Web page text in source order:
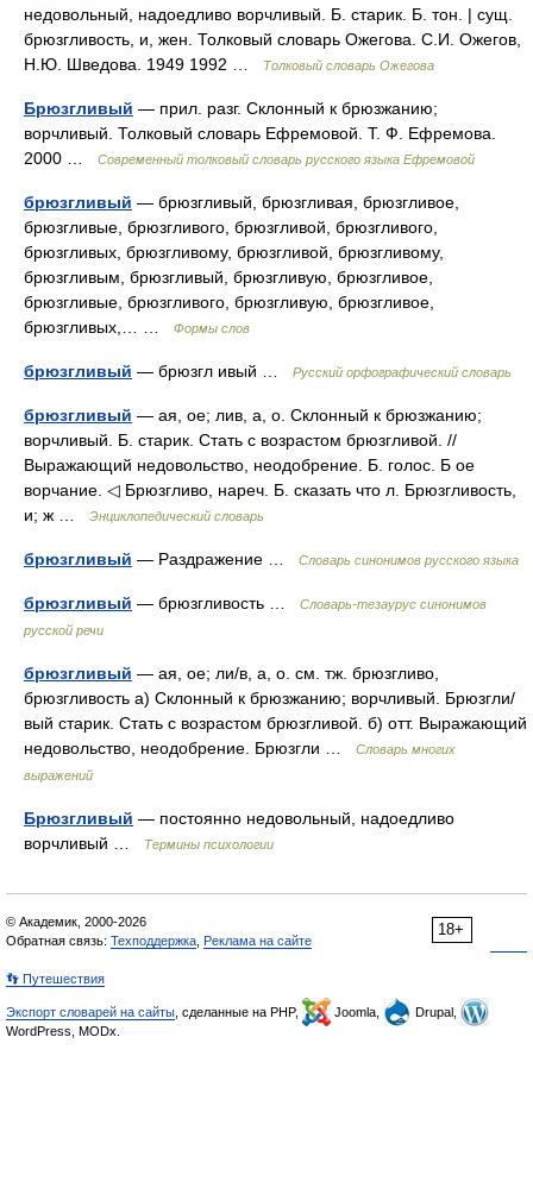
недовольный, надоедливо ворчливый. Б. старик. Б. тон. | сущ.
брюзгливость, и, жен. Толковый словарь Ожегова. С.И. Ожегов,
Н.Ю. Шведова. 1949 1992 …
Толковый словарь Ожегова
Брюзгливый — прил. разг. Склонный к брюзжанию;
ворчливый. Толковый словарь Ефремовой. Т. Ф. Ефремова.
2000 …
Современный толковый словарь русского языка Ефремовой
брюзгливый — брюзгливый, брюзгливая, брюзгливое,
брюзгливые, брюзгливого, брюзгливой, брюзгливого,
брюзгливых, брюзгливому, брюзгливой, брюзгливому,
брюзгливым, брюзгливый, брюзгливую, брюзгливое,
брюзгливые, брюзгливого, брюзгливую, брюзгливое,
брюзгливых,… …
Формы слов
брюзгливый — брюзгл ивый … Русский орфографический словарь
брюзгливый — ая, ое; лив, а, о. Склонный к брюзжанию;
ворчливый. Б. старик. Стать с возрастом брюзгливой. //
Выражающий недовольство, неодобрение. Б. голос. Б ое
ворчание. ◁ Брюзгливо, нареч. Б. сказать что л. Брюзгливость,
и; ж …
Энциклопедический словарь
брюзгливый — Раздражение … Словарь синонимов русского языка
брюзгливый — брюзгливость …
Словарь-тезаурус синонимов
русской речи
брюзгливый — ая, ое; ли/в, а, о. см. тж. брюзгливо,
брюзгливость а) Склонный к брюзжанию; ворчливый. Брюзгли/
вый старик. Стать с возрастом брюзгливой. б) отт. Выражающий
недовольство, неодобрение. Брюзгли …
Словарь многих
выражений
Брюзгливый — постоянно недовольный, надоедливо
ворчливый …
Термины психологии
18+
© Академик, 2000-2026
Обратная связь: Техподдержка Реклама на сайте
👣 Путешествия
Экспорт словарей на сайты , сделанные на PHP, Joomla,
Drupal,
WordPress, MODx.